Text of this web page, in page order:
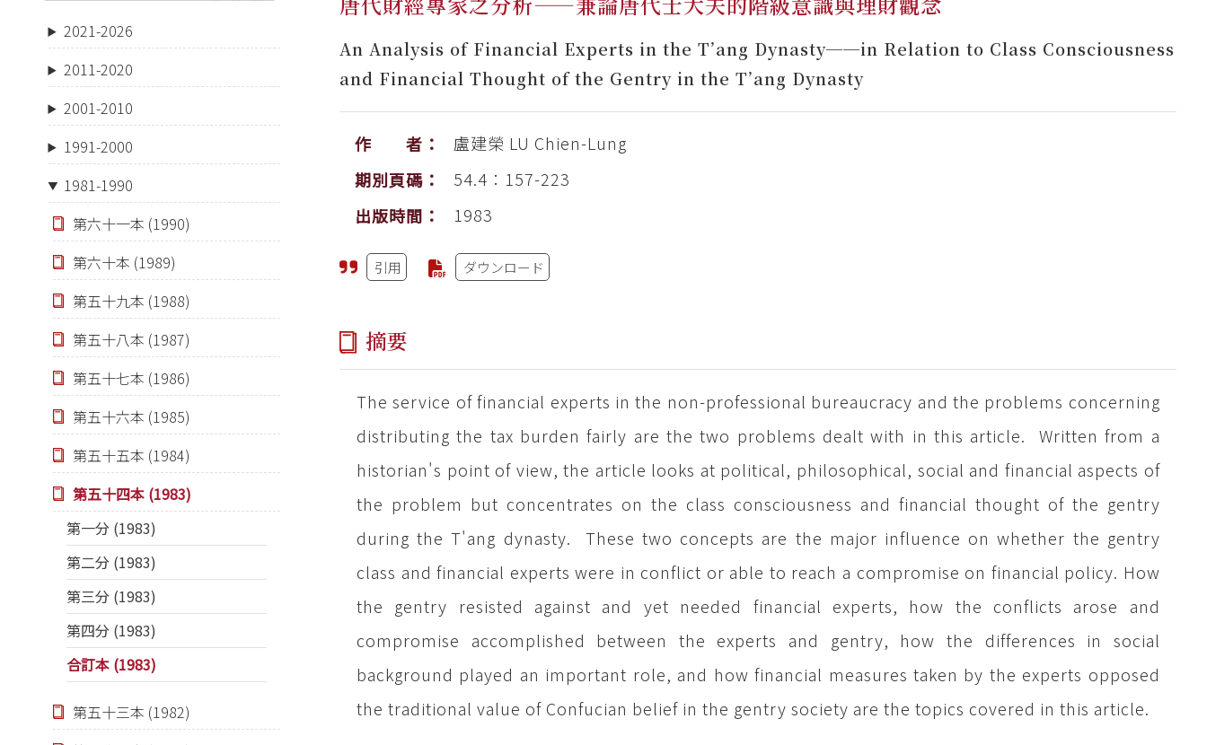
2021-2026
2011-2020
2001-2010
1991-2000
1981-1990
第六十一本 (1990)
第六十本 (1989)
第五十九本 (1988)
第五十八本 (1987)
第五十七本 (1986)
第五十六本 (1985)
第五十五本 (1984)
第五十四本 (1983)
第一分 (1983)
第二分 (1983)
第三分 (1983)
第四分 (1983)
合訂本 (1983)
第五十三本 (1982)
An Analysis of Financial Experts in the T’ang Dynasty──in Relation to Class Consciousness
and Financial Thought of the Gentry in the T’ang Dynasty
作 者： 盧建榮 LU Chien-Lung
期別頁碼：
54.4：157-223
出版時間：
1983
引用 ダウンロード
摘要
The service of financial experts in the non-professional bureaucracy and the problems concerning
distributing the tax burden fairly are the two problems dealt with in this article. Written from a
historian's point of view, the article looks at political, philosophical, social and financial aspects of
the problem but concentrates on the class consciousness and financial thought of the gentry
during the T'ang dynasty. These two concepts are the major influence on whether the gentry
class and financial experts were in conflict or able to reach a compromise on financial policy. How
the gentry resisted against and yet needed financial experts, how the conflicts arose and
compromise accomplished between the experts and gentry, how the differences in social
background played an important role, and how financial measures taken by the experts opposed
the traditional value of Confucian belief in the gentry society are the topics covered in this article.